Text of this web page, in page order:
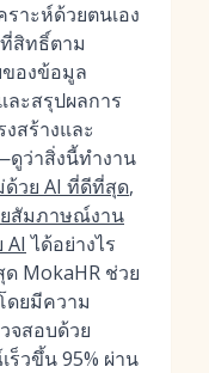
าะห์ด้วยตนเอง
สิทธิ์ตาม
องข้อมูล
ละสรุปผลการ
สร้างและ
ดูว่าสิ่งนี้ทำงาน
ด้วย AI ที่ดีที่สุด,
สัมภาษณ์งาน
AI ได้อย่างไร
MokaHR ช่วย
ดยมีความ
จสอบด้วย
ร็วขึ้น 95% ผ่าน